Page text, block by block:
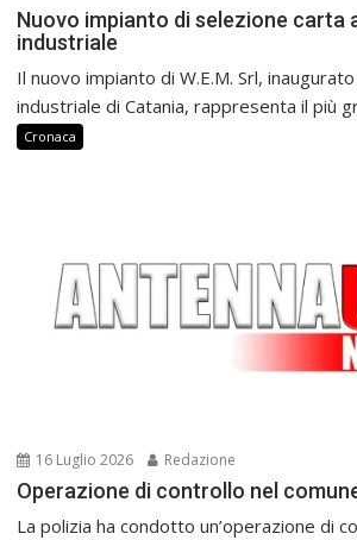
Nuovo impianto di selezione carta
industriale
Il nuovo impianto di W.E.M. Srl,
industriale di Catania, rappresenta il più
Cronaca
16 Luglio 2026 Redazione
Operazione di controllo nel
La polizia ha condotto un’operazione di